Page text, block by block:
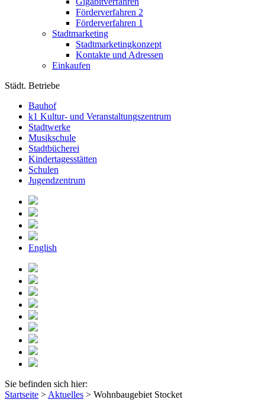
Förderverfahren 2
Förderverfahren 1
Stadtmarketing
Stadtmarketingkonzept
Kontakte und Adressen
Einkaufen
Städt. Betriebe
Bauhof
k1 Kultur- und Veranstaltungszentrum
Stadtwerke
Musikschule
Stadtbücherei
Kindertagesstätten
Schulen
Jugendzentrum
English
Sie befinden sich hier:
Startseite > Aktuelles > Wohnbaugebiet Stocket